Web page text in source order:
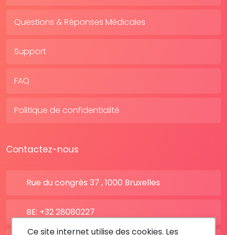
Questions & Réponses Médicales
Support
FAQ
Politique de confidentialité
Contactez-nous
Rue du congrès 37 , 1000 Bruxelles
BE: +32 28080227
Ce site internet utilise des cookies. Les